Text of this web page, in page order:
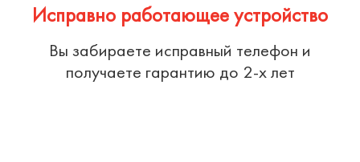
Исправно работающее устройство
Вы забираете исправный телефон и
получаете гарантию до 2-х лет